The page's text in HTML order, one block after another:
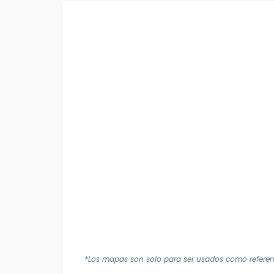
*Los mapas son solo para ser usados como